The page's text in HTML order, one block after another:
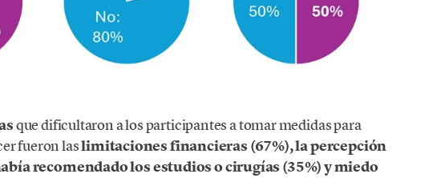
que dificultaron a los participantes a tomar medidas para
fueron laslimitaciones financieras (67%), la percepción
recomendado los estudios o cirugías (35%) y miedo